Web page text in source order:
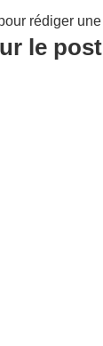
rédiger
le